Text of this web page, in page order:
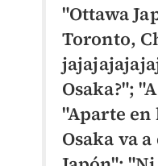
"Ottawa
Toronto,
Osaka?"; "A
"Aparte en
Osaka va